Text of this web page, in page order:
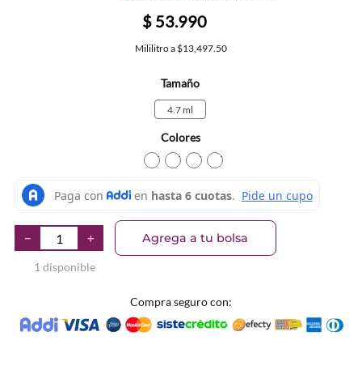
$ 53.990
Mililitroa $13,497.50
Tamaño
4.7 ml
Colores
TEXTURA_3600531668495
TEXTURA_3600531668464
TEXTURA_3600531668433
＋
－
1 disponible
Agrega a tu bolsa
Compra seguro con: